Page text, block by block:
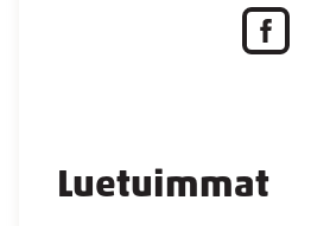
Luetuimmat